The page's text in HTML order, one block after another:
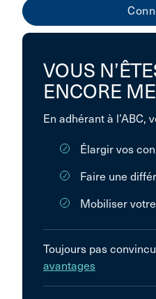
VOUS
ENCORE
En adhérant à l’ABC,
Élargir vos
Faire une
Mobiliser
Toujours pas
avantages